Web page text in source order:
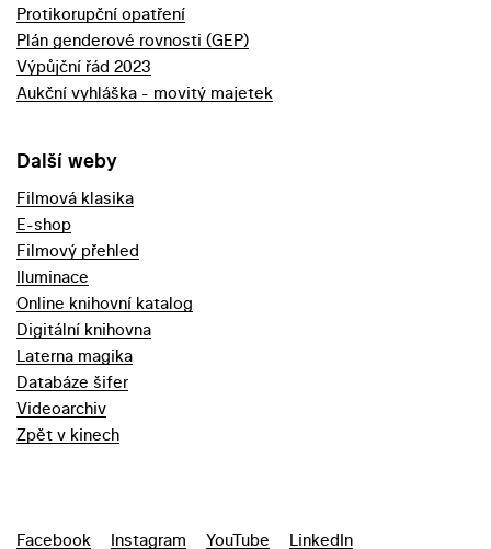
Protikorupční opatření
Plán genderové rovnosti (GEP)
Výpůjční řád 2023
Aukční vyhláška - movitý majetek
Další weby
Filmová klasika
E-shop
Filmový přehled
Iluminace
Online knihovní katalog
Digitální knihovna
Laterna magika
Databáze šifer
Videoarchiv
Zpět v kinech
Facebook Instagram YouTube LinkedIn